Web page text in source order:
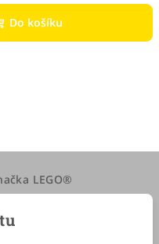
Do košíku
LEGO®